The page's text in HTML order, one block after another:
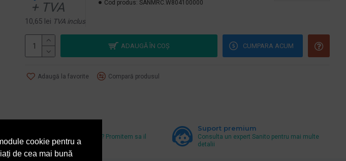
cookie pentru a
de cea mai bună
+ TVA
10,65 lei TVA inclus
Cod produs: SANMRC.W804100000
ADAUGĂ ÎN COŞ CUMPARA ACUM
Adaugă la favorite Compară produsul
Ai gasit un pret mai mic? Promitem sa il
echivalam.
Suport premium
Consulta un expert Sanito pentru mai multe
detalii